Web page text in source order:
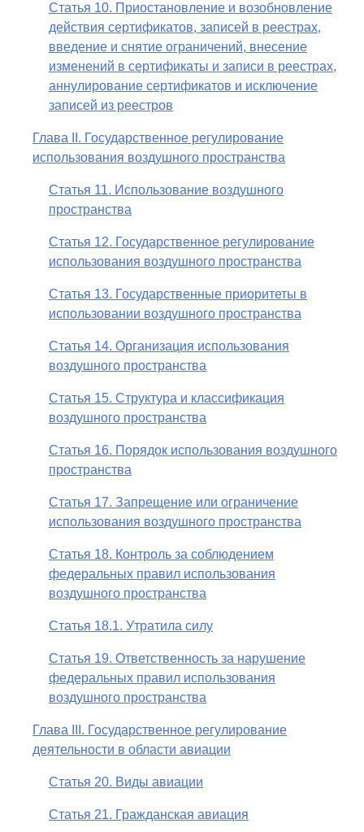
Статья 10. Приостановление и возобновление
действия сертификатов, записей в реестрах,
введение и снятие ограничений, внесение
изменений в сертификаты и записи в реестрах,
аннулирование сертификатов и исключение
записей из реестров
Глава II. Государственное регулирование
использования воздушного пространства
Статья 11. Использование воздушного
пространства
Статья 12. Государственное регулирование
использования воздушного пространства
Статья 13. Государственные приоритеты в
использовании воздушного пространства
Статья 14. Организация использования
воздушного пространства
Статья 15. Структура и классификация
воздушного пространства
Статья 16. Порядок использования воздушного
пространства
Статья 17. Запрещение или ограничение
использования воздушного пространства
Статья 18. Контроль за соблюдением
федеральных правил использования
воздушного пространства
Статья 18.1. Утратила силу
Статья 19. Ответственность за нарушение
федеральных правил использования
воздушного пространства
Глава III. Государственное регулирование
деятельности в области авиации
Статья 20. Виды авиации
Статья 21. Гражданская авиация